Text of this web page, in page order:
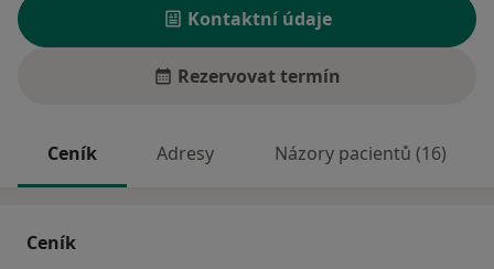
Kontaktní údaje
Rezervovat termín
Ceník Adresy Názory pacientů (16)
Ceník